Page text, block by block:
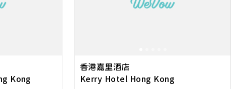
Kong
香港嘉里酒店
Kerry Hotel Hong Kong